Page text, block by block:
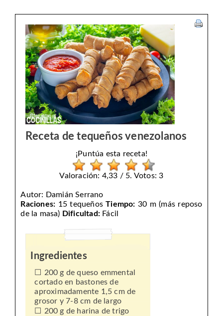
Receta de tequeños venezolanos
¡Puntúa esta receta!
Valoración: 4,33 / 5. Votos: 3
Autor: Damián Serrano
Raciones: 15 tequeños Tiempo: 30 m (más reposo
de la masa) Dificultad: Fácil
Ingredientes
200 g de queso emmental
cortado en bastones de
aproximadamente 1,5 cm de
grosor y 7-8 cm de largo
200 g de harina de trigo